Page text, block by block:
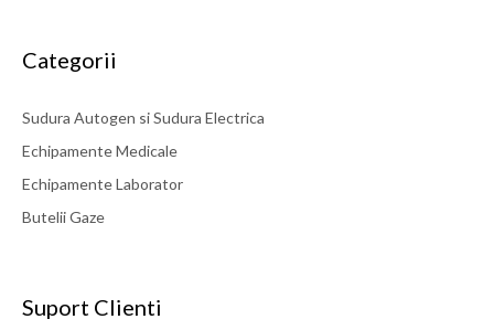
Categorii
Sudura Autogen si Sudura Electrica
Echipamente Medicale
Echipamente Laborator
Butelii Gaze
Suport Clienti